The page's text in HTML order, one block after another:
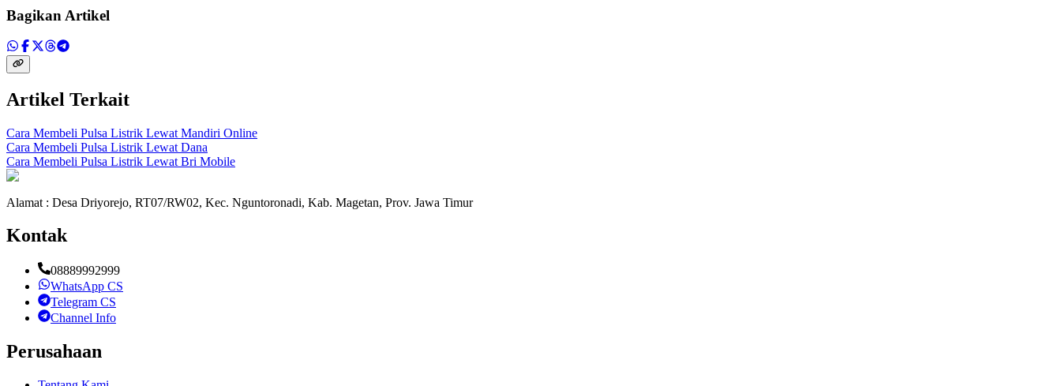
Bagikan Artikel
Artikel Terkait
Cara Membeli Pulsa Listrik Lewat Mandiri Online
Cara Membeli Pulsa Listrik Lewat Dana
Cara Membeli Pulsa Listrik Lewat Bri Mobile
Alamat : Desa Driyorejo, RT07/RW02, Kec. Nguntoronadi, Kab. Magetan, Prov. Jawa Timur
Kontak
08889992999
WhatsApp CS
Telegram CS
Channel Info
Perusahaan